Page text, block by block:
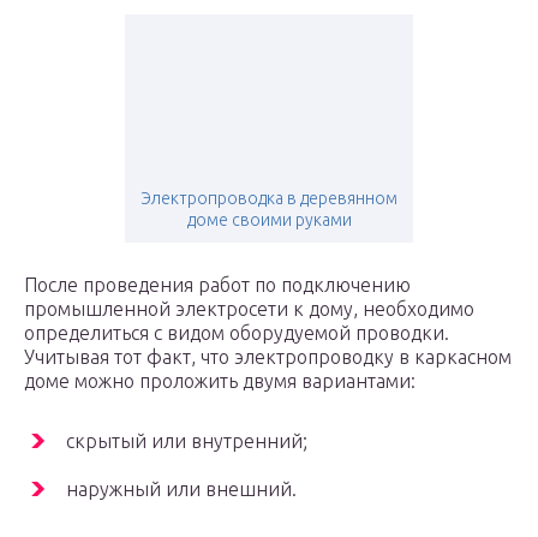
Электропроводка в деревянном
доме своими руками
После проведения работ по подключению
промышленной электросети к дому, необходимо
определиться с видом оборудуемой проводки.
Учитывая тот факт, что электропроводку в каркасном
доме можно проложить двумя вариантами:
скрытый или внутренний;
наружный или внешний.